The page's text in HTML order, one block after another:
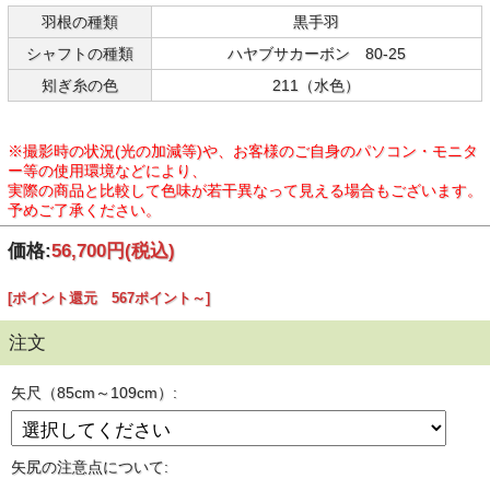
羽根の種類
黒手羽
シャフトの種類
ハヤブサカーボン 80-25
矧ぎ糸の色
211（水色）
※撮影時の状況(光の加減等)や、お客様のご自身のパソコン・モニタ
ー等の使用環境などにより、
実際の商品と比較して色味が若干異なって見える場合もございます。
予めご了承ください。
価格:56,700円(税込)
[ポイント還元 567ポイント～]
注文
矢尺（85cm～109cm）:
矢尻の注意点について: